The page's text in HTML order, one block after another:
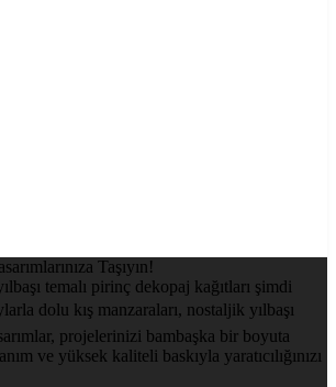
Taşıyın!
temalı pirinç dekopaj kağıtları şimdi
dolu kış manzaraları, nostaljik yılbaşı
projelerinizi bambaşka bir boyuta
ve yüksek kaliteli baskıyla yaratıcılığınızı